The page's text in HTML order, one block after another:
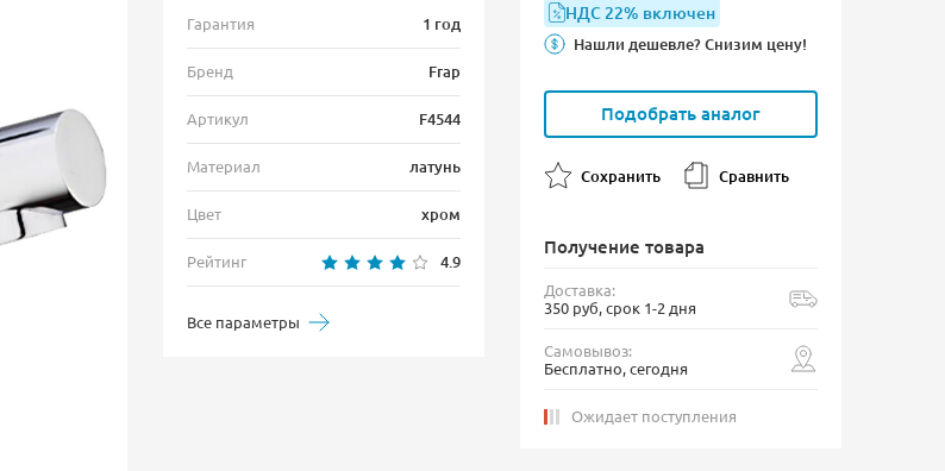
Гарантия 1 год
Бренд Frap
Артикул F4544
Материал латунь
Цвет хром
Рейтинг 4.9
Все параметры
НДС 22% включен
Нашли дешевле? Снизим цену!
Подобрать аналог
Сохранить Сравнить
Получение товара
Доставка:
350 руб, срок 1-2 дня
Самовывоз:
Бесплатно, сегодня
Ожидает поступления